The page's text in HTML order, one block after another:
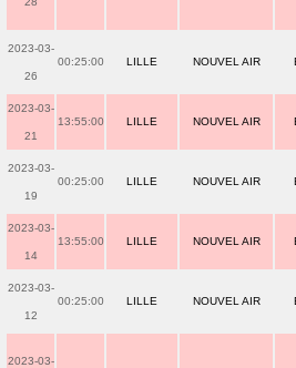
2023-03-
26
00:25:00 LILLE NOUVEL AIR
2023-03-
21
13:55:00 LILLE NOUVEL AIR
2023-03-
19
00:25:00 LILLE NOUVEL AIR
2023-03-
14
13:55:00 LILLE NOUVEL AIR
2023-03-
12
00:25:00 LILLE NOUVEL AIR
2023-03-